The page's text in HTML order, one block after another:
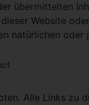
übermittelten
Website
natürlichen oder
Alle Links zu